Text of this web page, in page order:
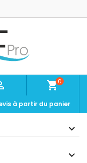
shopping_cart0
à partir du panier